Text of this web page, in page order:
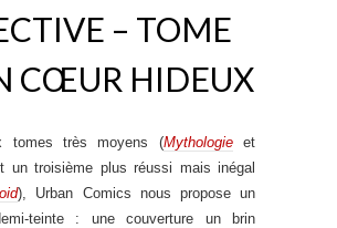
– TOME
CŒUR HIDEUX
tomes très moyens (Mythologieet
un troisième plus réussi mais inégal
), Urban Comics nous propose un
teinte : une couverture un brin